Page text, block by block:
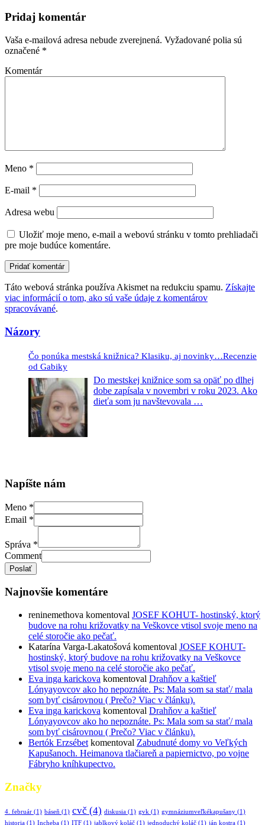
Pridaj komentár
Vaša e-mailová adresa nebude zverejnená. Vyžadované polia sú
označené *
Komentár
Meno *
E-mail *
Adresa webu
Uložiť moje meno, e-mail a webovú stránku v tomto prehliadači
pre moje budúce komentáre.
Táto webová stránka používa Akismet na redukciu spamu. Získajte
viac informácií o tom, ako sú vaše údaje z komentárov
spracovávané.
Názory
Čo ponúka mestská knižnica? Klasiku, aj novinky…Recenzie
od Gabiky
Do mestskej knižnice som sa opäť po dlhej
dobe zapísala v novembri v roku 2023. Ako
dieťa som ju navštevovala …
Napíšte nám
Meno *
Email *
Správa *
Comment
Poslať
Najnovšie komentáre
reninemethova komentoval JOSEF KOHUT- hostinský, ktorý
budove na rohu križovatky na Veškovce vtisol svoje meno na
celé storočie ako pečať.
Katarína Varga-Lakatošová komentoval JOSEF KOHUT-
hostinský, ktorý budove na rohu križovatky na Veškovce
vtisol svoje meno na celé storočie ako pečať.
Eva inga karickova komentoval Drahňov a kaštieľ
Lónyayovcov ako ho nepoznáte. Ps: Mala som sa stať/ mala
som byť cisárovnou ( Prečo? Viac v článku).
Eva inga karickova komentoval Drahňov a kaštieľ
Lónyayovcov ako ho nepoznáte. Ps: Mala som sa stať/ mala
som byť cisárovnou ( Prečo? Viac v článku).
Bertók Erzsébet komentoval Zabudnuté domy vo Veľkých
Kapušanoch. Heimanova tlačiareň a papiernictvo, po vojne
Fábryho kníhkupectvo.
Značky
4. február (1) báseň (1) cvč (4) diskusia (1) gvk (1) gymnáziumveľkékapušany (1)
historia (1) Incheba (1) ITF (1) jablkový koláč (1) jednoduchý koláč (1) ján kostra (1)